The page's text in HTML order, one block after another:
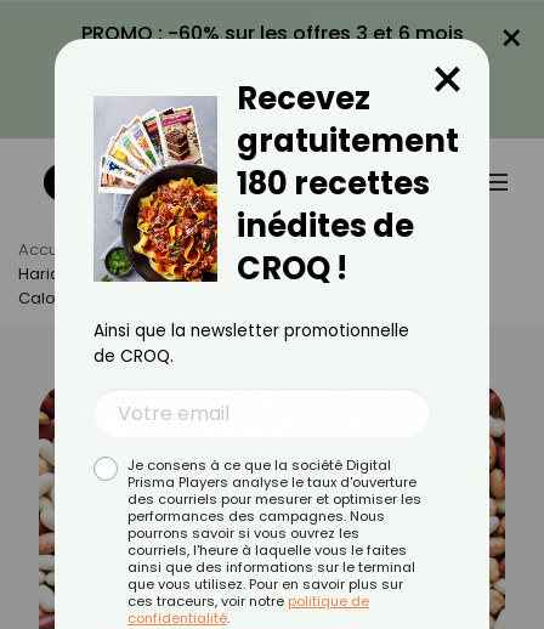
PROMO : -60% sur les offres 3 et 6 mois
VOIR LA PROMO
×
Accueil Actus
Minceur
Haricots Blancs Vs Haricots Rouges : Lesquels Sont Les Plus
Caloriques ?
Recevez
gratuitement
180 recettes
inédites de
CROQ !
×
Ainsi que la newsletter promotionnelle
de CROQ.
Je consens à ce que la société Digital
Prisma Players analyse le taux d'ouverture
des courriels pour mesurer et optimiser les
performances des campagnes. Nous
pourrons savoir si vous ouvrez les
courriels, l'heure à laquelle vous le faites
ainsi que des informations sur le terminal
que vous utilisez. Pour en savoir plus sur
ces traceurs, voir notre politique de
confidentialité.